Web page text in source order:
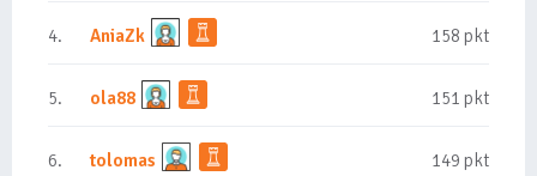
4. AniaZk 158 pkt
5. ola88 151 pkt
6. tolomas 149 pkt